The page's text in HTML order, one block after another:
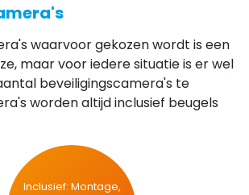
waarvoor gekozen wordt is een
maar voor iedere situatie is er wel
beveiligingscamera's te
worden altijd inclusief beugels
Inclusief: Montage,